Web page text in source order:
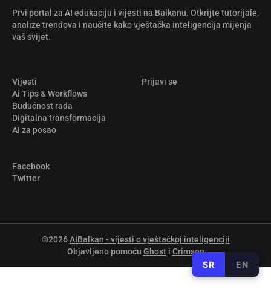
Prvi portal za AI edukaciju i vijesti na Balkanu. Otkrijte tutorijale,
analize trendova i naučite kako vještačka inteligencija mijenja
vaš svijet.
Vijesti
Ai Tips & Workflows
Budućnost rada
Digitalna transformacija
AI za posao
Prijavi se
Facebook
Twitter
©2026AIBalkan - vijesti o vještačkoj inteligenciji
Objavljeno pomoću Ghosti Crimson
SR EN